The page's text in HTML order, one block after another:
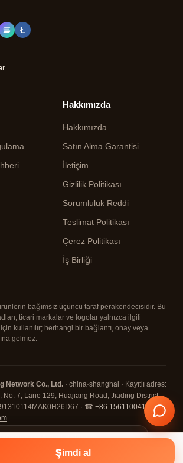
Şimdi al
Ł
Hakkımızda
Hakkımızda
Satın Alma Garantisi
İletişim
Gizlilik Politikası
Sorumluluk Reddi
Teslimat Politikası
Çerez Politikası
İş Birliği
bağımsız üçüncü taraf perakendecisidir. Bu
ticari markalar ve logolar yalnızca ilgili
kullanılır; herhangi bir bağlantı, onay veya
gelmez.
Network Co., Ltd. · china·shanghai · Kayıtlı adres:
No. 7, Lane 129, Huajiang Road, Jiading District,
· ☎ +86 15611004108 · ✉
·
✓ 7/24 Destek
(sağ üst) dokunun,
"Uygulamayı yükle / Ana
✕